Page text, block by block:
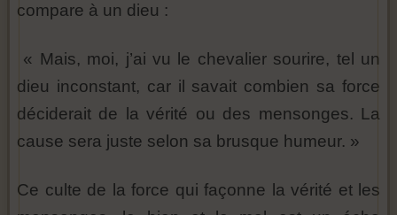
compare à un dieu :
« Mais, moi, j’ai vu le chevalier sourire, tel un
dieu inconstant, car il savait combien sa force
déciderait de la vérité ou des mensonges. La
cause sera juste selon sa brusque humeur. »
Ce culte de la force qui façonne la vérité et les